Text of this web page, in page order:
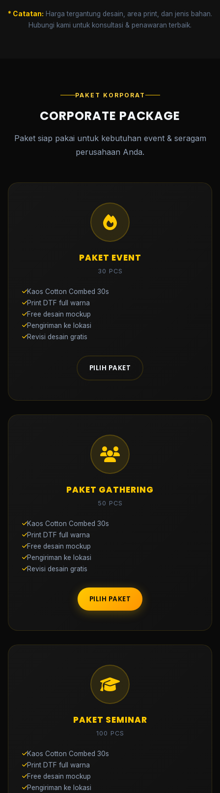
* Catatan: Harga tergantung desain, area print, dan jenis bahan.
Hubungi kami untuk konsultasi & penawaran terbaik.
PAKET KORPORAT
CORPORATE PACKAGE
Paket siap pakai untuk kebutuhan event & seragam
perusahaan Anda.
PAKET EVENT
30 PCS
Kaos Cotton Combed 30s
Print DTF full warna
Free desain mockup
Pengiriman ke lokasi
Revisi desain gratis
PILIH PAKET
PAKET GATHERING
50 PCS
Kaos Cotton Combed 30s
Print DTF full warna
Free desain mockup
Pengiriman ke lokasi
Revisi desain gratis
PILIH PAKET
PAKET SEMINAR
100 PCS
Kaos Cotton Combed 30s
Print DTF full warna
Free desain mockup
Pengiriman ke lokasi